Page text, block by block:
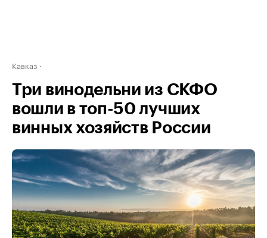
Кавказ
Три винодельни из СКФО
вошли в топ-50 лучших
винных хозяйств России